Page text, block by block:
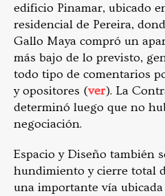
edificio Pinamar, ubicado
residencial de Pereira,
Gallo Maya compró un
más bajo de lo previsto,
todo tipo de comentarios
y opositores (ver). La
determinó luego que no
negociación.
Espacio y Diseño también
hundimiento y cierre total
una importante vía